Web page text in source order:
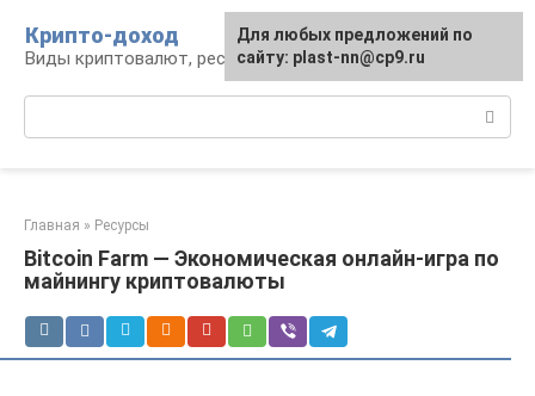
контенту
Крипто-доход
Виды криптовалют, ресурсы и сервисы
Главная » Ресурсы
Bitcoin Farm — Экономическая онлайн-игра по
майнингу криптовалюты
Для любых предложений по
сайту: plast-nn@cp9.ru